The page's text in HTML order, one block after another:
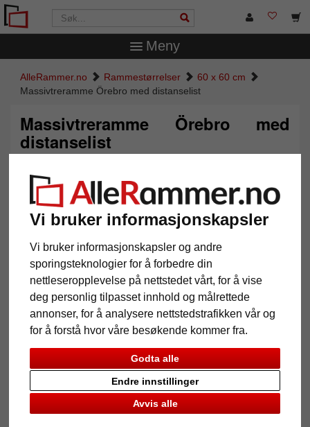
Vi bruker informasjonskapsler
Vi bruker informasjonskapsler og andre
sporingsteknologier for å forbedre din
nettleseropplevelse på nettstedet vårt, for å vise
deg personlig tilpasset innhold og målrettede
annonser, for å analysere nettstedstrafikken vår og
for å forstå hvor våre besøkende kommer fra.
Godta alle
Avvis alle
Endre innstillinger
Meny
AlleRammer.no Rammestørrelser
60 x 60 cm
Massivtreramme Örebro med distanselist
Massivtreramme Örebro med
distanselist